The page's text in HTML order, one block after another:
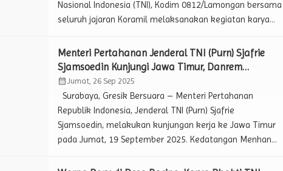
Nasional Indonesia (TNI), Kodim 0812/Lamongan bersama
seluruh jajaran Koramil melaksanakan kegiatan karya
pembersihan situs cagar budaya Makam Nyi Andong
Sari yang terletak di Gunung Ratu, Dusun Cancing, Desa
Sendangrejo, Kecamatan Ngimbang, Sabtu (20/9/2025).
Kegiatan ini melibatkan anggota TNI, […]
Menteri Pertahanan Jenderal TNI (Purn) Sjafrie
Sjamsoedin Kunjungi Jawa Timur, Danrem
084/Bhaskara Jaya Turut Menyambut
calendar_monthJumat, 26 Sep 2025
Surabaya, Gresik Bersuara – Menteri Pertahanan
Republik Indonesia, Jenderal TNI (Purn) Sjafrie
Sjamsoedin, melakukan kunjungan kerja ke Jawa Timur
pada Jumat, 19 September 2025. Kedatangan Menhan
Korem (Danrem) 084/Bhaskara Jaya, Brigjen TNI Danny